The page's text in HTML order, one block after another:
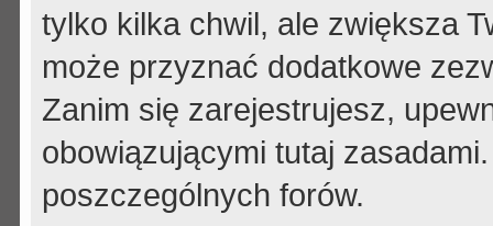
tylko kilka chwil, ale zwiększa
może przyznać dodatkowe
Zanim się zarejestrujesz,
obowiązującymi tutaj
poszczególnych forów.